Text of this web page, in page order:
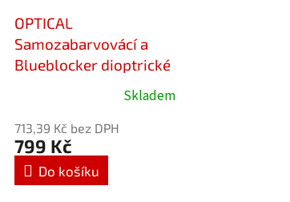
OPTICAL
Samozabarvovácí a
Blueblocker dioptrické
brýle Favori 25714-
Skladem
713,39 Kč bez DPH
799 Kč
Do košíku